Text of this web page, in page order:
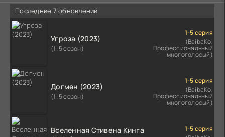
Последние 7 обновлений
Угроза (2023)
(1-5 сезон)
1-5 серия
(BaibaKo,
Профессиональный
многоголосый)
Догмен (2023)
(1-5 сезон)
1-5 серия
(BaibaKo,
Профессиональный
многоголосый)
Вселенная Стивена Кинга
1-5 серия